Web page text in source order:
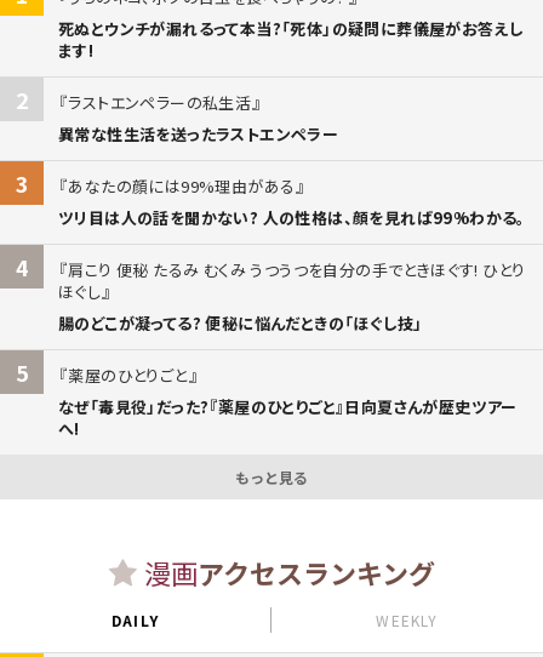
死ぬとウンチが漏れるって本当?「死体」の疑問に葬儀屋がお答えし
ます!
2
ラストエンペラーの私生活
異常な性生活を送ったラストエンペラー
3
あなたの顔には99%理由がある
ツリ目は人の話を聞かない? 人の性格は、顔を見れば99%わかる。
4
肩こり 便秘 たるみ むくみ うつうつを自分の手でときほぐす! ひとり
ほぐし
腸のどこが凝ってる? 便秘に悩んだときの「ほぐし技」
5
薬屋のひとりごと
なぜ「毒見役」だった?『薬屋のひとりごと』日向夏さんが歴史ツアー
へ!
もっと見る
漫画アクセスランキング
DAILY WEEKLY